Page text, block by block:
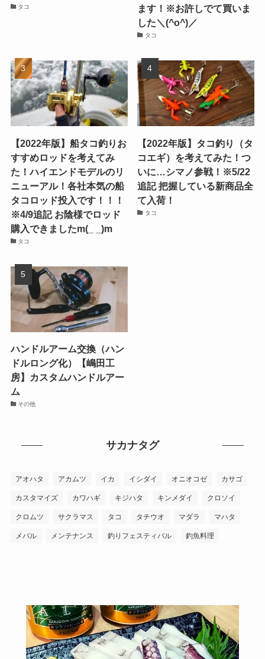
タコ
ます！※お許しでて買いま
した＼(^o^)／
タコ
【2022年版】船タコ釣りお
すすめロッドを考えてみ
た！ハイエンドモデルのリ
ニューアル！各社本気の船
タコロッド投入です！！！
※4/9追記 お陰様でロッド
購入できましたm(_ _)m
タコ
【2022年版】タコ釣り（タ
コエギ）を考えてみた！つ
いに…シマノ参戦！※5/22
追記 把握している新商品全
て入荷！
タコ
ハンドルアーム交換（ハン
ドルロング化）【嶋田工
房】カスタムハンドルアー
ム
その他
サカナタグ
アオハタ アカムツ イカ イシダイ オニオコゼ カサゴ
カスタマイズ カワハギ キジハタ キンメダイ クロソイ
クロムツ サクラマス タコ タチウオ マダラ マハタ
メバル メンテナンス 釣りフェスティバル 釣魚料理